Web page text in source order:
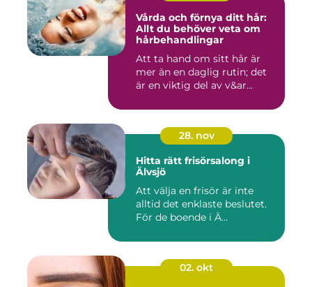
Vårda och förnya ditt hår:
Allt du behöver veta om
hårbehandlingar
Att ta hand om sitt hår är
mer än en daglig rutin; det
är en viktig del av v&ar...
28. nov
Hitta rätt frisörsalong i
Älvsjö
Att välja en frisör är inte
alltid det enklaste beslutet.
För de boende i Ä...
02. okt